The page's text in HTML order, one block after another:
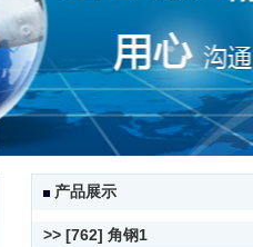
产品展示
>> [762] 角钢1